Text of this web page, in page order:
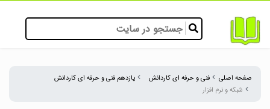
صفحه اصلی فنی و حرفه ای کاردانش
یازدهم فنی و حرفه ای کاردانش
شبکه و نرم افزار